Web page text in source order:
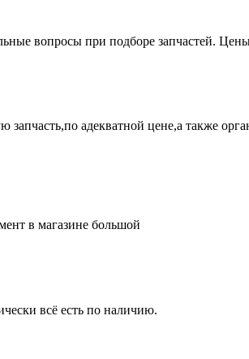
вопросы при подборе запчастей.
адекватной цене,а также
в магазине большой
всё есть по наличию.